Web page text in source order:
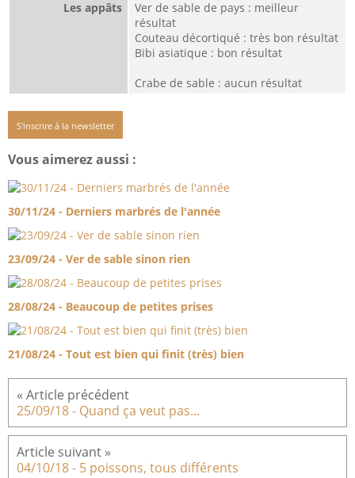
Les appâts
Ver de sable de pays : meilleur
résultat
Couteau décortiqué : très bon résultat
Bibi asiatique : bon résultat
Crabe de sable : aucun résultat
S'inscrire à la newsletter
Vous aimerez aussi :
30/11/24 - Derniers marbrés de l'année
23/09/24 - Ver de sable sinon rien
28/08/24 - Beaucoup de petites prises
21/08/24 - Tout est bien qui finit (très) bien
25/09/18 - Quand ça veut pas...
04/10/18 - 5 poissons, tous différents